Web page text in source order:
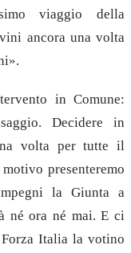
viaggio della
ancora una volta
in Comune:
Decidere in
volta per tutte il
presenteremo
la Giunta a
né ora né mai. E ci
Italia la votino